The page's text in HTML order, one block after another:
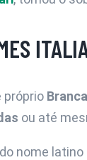
próprio Branca
ou até
nome latino